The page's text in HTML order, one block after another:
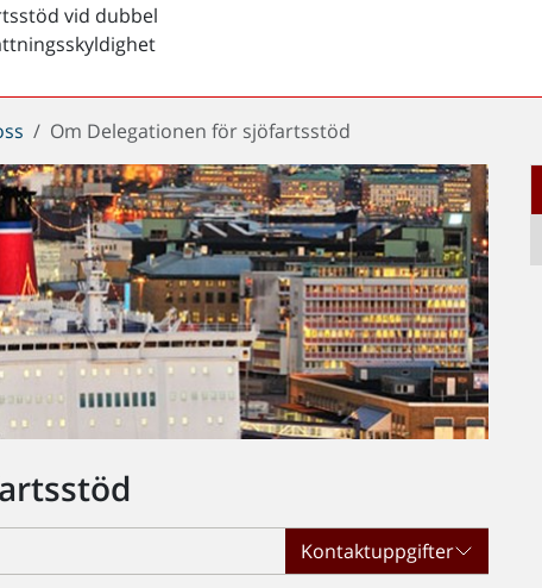
vid dubbel
Om Delegationen för sjöfartsstöd
Kontaktuppgifter